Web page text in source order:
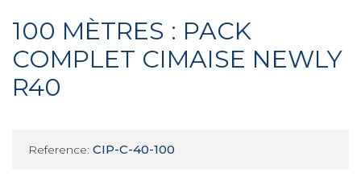
100 MÈTRES : PACK
COMPLET CIMAISE NEWLY
R40
Reference: CIP-C-40-100